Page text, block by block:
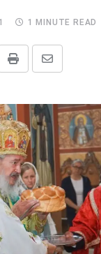
1 MINUTE READ
Print
Share
Email